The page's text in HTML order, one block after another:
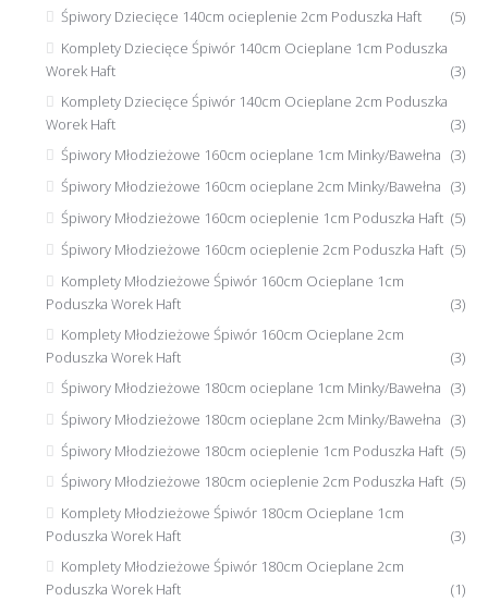
Śpiwory Dziecięce 140cm ocieplenie 2cm Poduszka Haft
(5)
Komplety Dziecięce Śpiwór 140cm Ocieplane 1cm Poduszka
Worek Haft
(3)
Komplety Dziecięce Śpiwór 140cm Ocieplane 2cm Poduszka
Worek Haft
(3)
Śpiwory Młodzieżowe 160cm ocieplane 1cm Minky/Bawełna (3)
Śpiwory Młodzieżowe 160cm ocieplane 2cm Minky/Bawełna (3)
Śpiwory Młodzieżowe 160cm ocieplenie 1cm Poduszka Haft (5)
Śpiwory Młodzieżowe 160cm ocieplenie 2cm Poduszka Haft (5)
Komplety Młodzieżowe Śpiwór 160cm Ocieplane 1cm
Poduszka Worek Haft
(3)
Komplety Młodzieżowe Śpiwór 160cm Ocieplane 2cm
Poduszka Worek Haft
(3)
Śpiwory Młodzieżowe 180cm ocieplane 1cm Minky/Bawełna (3)
Śpiwory Młodzieżowe 180cm ocieplane 2cm Minky/Bawełna (3)
Śpiwory Młodzieżowe 180cm ocieplenie 1cm Poduszka Haft (5)
Śpiwory Młodzieżowe 180cm ocieplenie 2cm Poduszka Haft (5)
Komplety Młodzieżowe Śpiwór 180cm Ocieplane 1cm
Poduszka Worek Haft
(3)
Komplety Młodzieżowe Śpiwór 180cm Ocieplane 2cm
Poduszka Worek Haft
(1)